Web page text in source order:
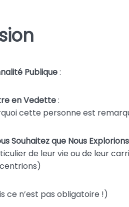
Publique:
en Vedette:
cette personne est
Souhaitez que Nous Explorions
de leur vie ou de leur
ce n’est pas obligatoire !)